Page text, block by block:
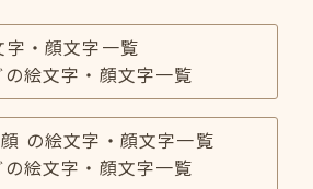
字・顔文字一覧
の絵文字・顔文字一覧
の絵文字・顔文字一覧
の絵文字・顔文字一覧